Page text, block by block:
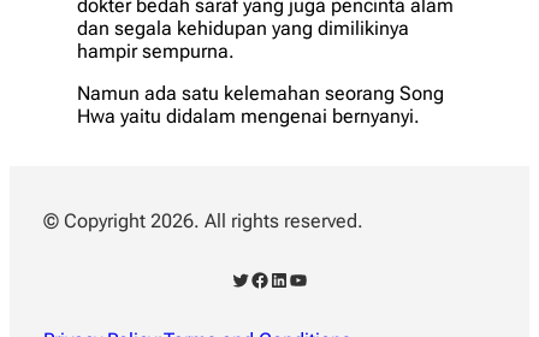
dokter bedah saraf yang juga pencinta alam
dan segala kehidupan yang dimilikinya
hampir sempurna.
Namun ada satu kelemahan seorang Song
Hwa yaitu didalam mengenai bernyanyi.
© Copyright 2026. All rights reserved.
Twitter Facebook LinkedIn YouTube